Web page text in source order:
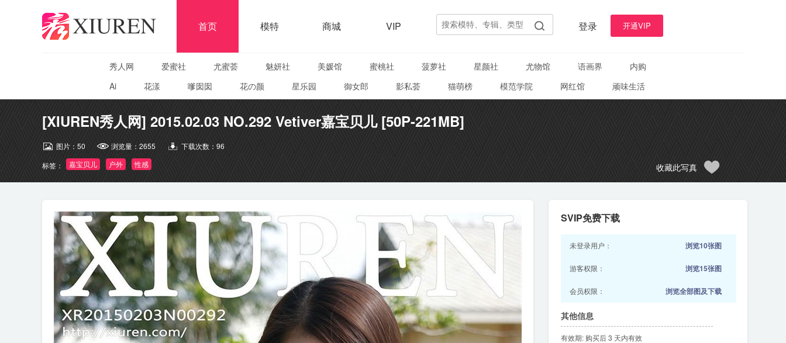
首页 模特 商城 VIP 登录 开通VIP
秀人网 爱蜜社 尤蜜荟 魅妍社 美媛馆 蜜桃社 菠萝社 星颜社 尤物馆 语画界
内购
Ai
花漾 嗲囡囡 花の颜 星乐园 御女郎 影私荟 猫萌榜 模范学院 网红馆 顽味生活
[XIUREN秀人网] 2015.02.03 NO.292 Vetiver嘉宝贝儿 [50P-221MB]
图片： 50 浏览量： 2655 下载次数： 96
标签：
嘉宝贝儿 户外 性感 收藏此写真
SVIP免费下载
未登录用户： 浏览10张图
游客权限： 浏览15张图
会员权限： 浏览全部图及下载
其他信息
有效期: 购买后 3 天内有效